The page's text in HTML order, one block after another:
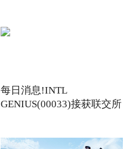
每日消息!INTL
GENIUS(00033)接获联交所